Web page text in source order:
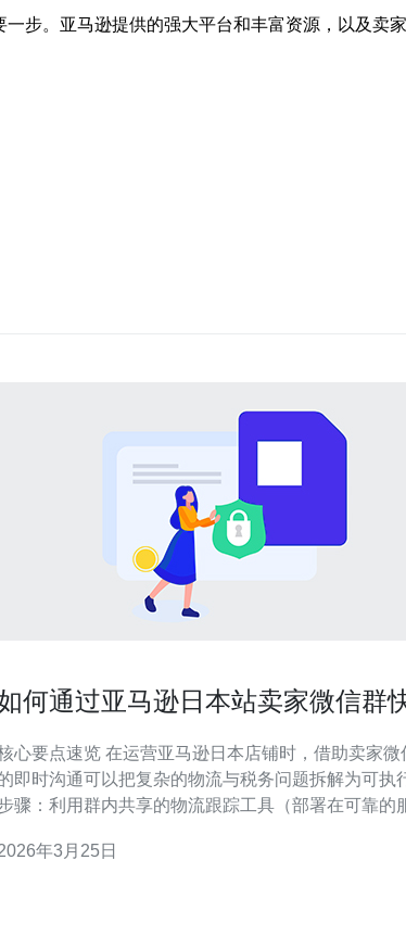
步。亚马逊提供的强大平台和丰富资源，以及卖
何通过亚马逊日本站卖家微信群
心要点速览 在运营亚马逊日本店铺时，借助卖家微
即时沟通可以把复杂的物流与税务问题拆解为可执
骤：利用群内共享的物流跟踪工具（部署在可靠的
全的数据库）、并通过CDN与DDoS防护保证数据
年3月25日